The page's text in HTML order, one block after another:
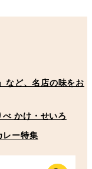
など、名店の味をお
かけ・せいろ
ー特集